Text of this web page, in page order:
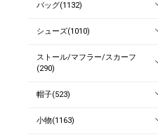
バッグ(1132)
シューズ(1010)
ストール/マフラー/スカーフ
(290)
帽子(523)
小物(1163)